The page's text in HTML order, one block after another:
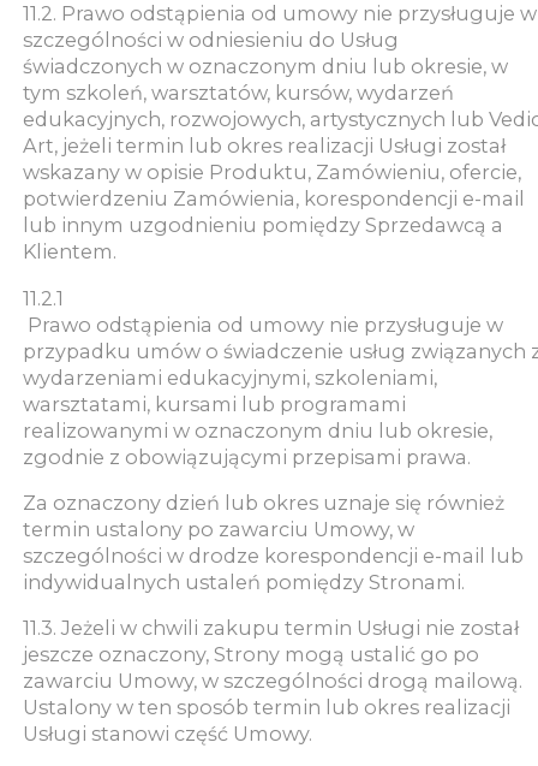
11.2. Prawo odstąpienia od umowy nie przysługuje w
szczególności w odniesieniu do Usług
świadczonych w oznaczonym dniu lub okresie, w
tym szkoleń, warsztatów, kursów, wydarzeń
edukacyjnych, rozwojowych, artystycznych lub
Art, jeżeli termin lub okres realizacji Usługi został
wskazany w opisie Produktu, Zamówieniu, ofercie,
potwierdzeniu Zamówienia, korespondencji e-mail
lub innym uzgodnieniu pomiędzy Sprzedawcą a
Klientem.
11.2.1
Prawo odstąpienia od umowy nie przysługuje w
przypadku umów o świadczenie usług związanych
wydarzeniami edukacyjnymi, szkoleniami,
warsztatami, kursami lub programami
realizowanymi w oznaczonym dniu lub okresie,
zgodnie z obowiązującymi przepisami prawa.
Za oznaczony dzień lub okres uznaje się również
termin ustalony po zawarciu Umowy, w
szczególności w drodze korespondencji e-mail lub
indywidualnych ustaleń pomiędzy Stronami.
11.3. Jeżeli w chwili zakupu termin Usługi nie został
jeszcze oznaczony, Strony mogą ustalić go po
zawarciu Umowy, w szczególności drogą mailową.
Ustalony w ten sposób termin lub okres realizacji
Usługi stanowi część Umowy.